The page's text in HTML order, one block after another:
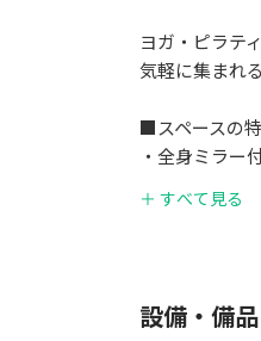
ヨガ・ピラテ
気軽に集まれ
■スペースの
・全身ミラー
・最大8名まで
・ダンス／ヨ
＋ すべて見る
設備・備品